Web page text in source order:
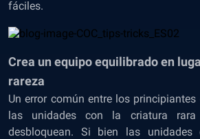
fáciles.
Crea un equipo equilibrado en
rareza
Un error común entre los
las unidades con la criatura rara
desbloquean. Si bien las